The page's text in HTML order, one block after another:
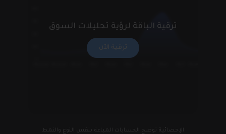
ترقية الباقة لرؤية تحليلات السوق
ترقية الآن
الإحصائية توضح الحسابات المباعة بنفس النوع والنمط